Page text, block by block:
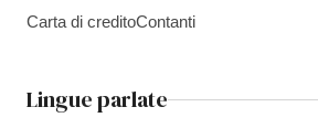
Carta di creditoContanti
Lingue parlate